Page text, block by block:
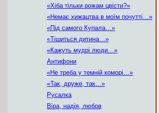
«Хіба тільки рожам цвісти?»
«Немає хижацтва в моїм почутті…»
«Під самого Купала…»
«Тішиться дитина…»
«Кажуть мудрі люди…»
Антифони
«Не треба у темній коморі…»
«Так, друже, так…»
Русалка
Віра, надія, любов